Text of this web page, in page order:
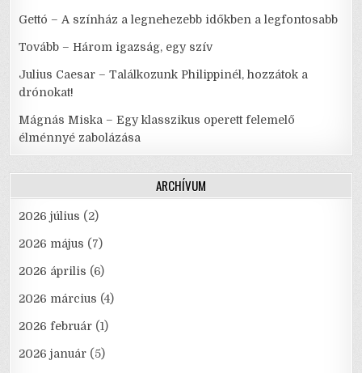
Gettó – A színház a legnehezebb időkben a legfontosabb
Tovább – Három igazság, egy szív
Julius Caesar – Találkozunk Philippinél, hozzátok a
drónokat!
Mágnás Miska – Egy klasszikus operett felemelő
élménnyé zabolázása
ARCHÍVUM
2026 július (2)
2026 május (7)
2026 április (6)
2026 március (4)
2026 február (1)
2026 január (5)